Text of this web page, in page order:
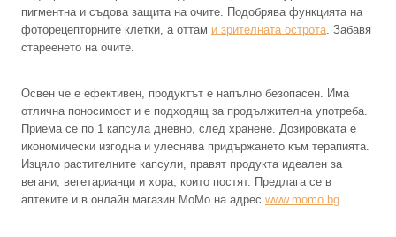
пигментна и съдова защита на очите. Подобрява функцията на
фоторецепторните клетки, а оттам и зрителната острота . Забавя
стареенето на очите.
Освен че е ефективен, продуктът е напълно безопасен. Има
отлична поносимост и е подходящ за продължителна употреба.
Приема се по 1 капсула дневно, след хранене. Дозировката е
икономически изгодна и улеснява придържането към терапията.
Изцяло растителните капсули, правят продукта идеален за
вегани, вегетарианци и хора, които постят. Предлага се в
аптеките и в онлайн магазин МоМо на адрес www.momo.bg